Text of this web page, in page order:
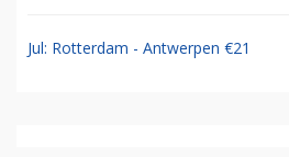
Jul: Rotterdam - Antwerpen €21